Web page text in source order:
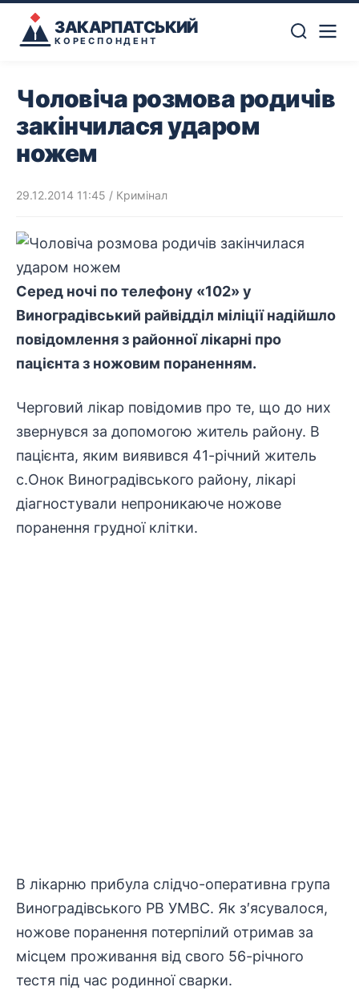
ЗАКАРПАТСЬКИЙ
КОРЕСПОНДЕНТ
Чоловіча розмова родичів
закінчилася ударом
ножем
29.12.2014 11:45 / Кримінал
Серед ночі по телефону «102» у
Виноградівський райвідділ міліції надійшло
повідомлення з районної лікарні про
пацієнта з ножовим пораненням.
Черговий лікар повідомив про те, що до них
звернувся за допомогою житель району. В
пацієнта, яким виявився 41-річний житель
с.Онок Виноградівського району, лікарі
діагностували непроникаюче ножове
поранення грудної клітки.
В лікарню прибула слідчо-оперативна група
Виноградівського РВ УМВС. Як з′ясувалося,
ножове поранення потерпілий отримав за
місцем проживання від свого 56-річного
тестя під час родинної сварки.